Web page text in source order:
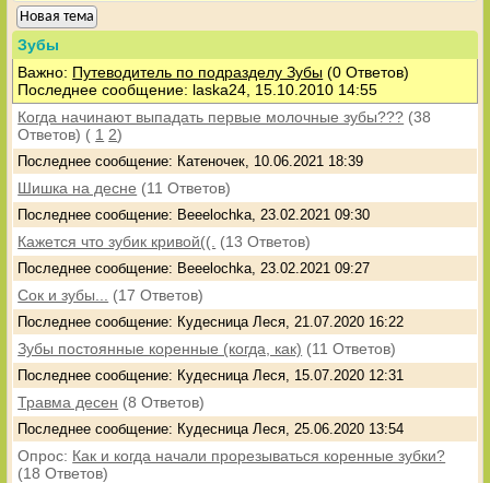
Новая тема
Зубы
Важно: Путеводитель по подразделу Зубы (0 Ответов)
Последнее сообщение: laska24, 15.10.2010 14:55
Когда начинают выпадать первые молочные зубы??? (38
Ответов) ( 1 2)
Последнее сообщение: Катеночек, 10.06.2021 18:39
Шишка на десне (11 Ответов)
Последнее сообщение: Beeelochka, 23.02.2021 09:30
Кажется что зубик кривой((. (13 Ответов)
Последнее сообщение: Beeelochka, 23.02.2021 09:27
Сок и зубы... (17 Ответов)
Последнее сообщение: Кудесница Леся, 21.07.2020 16:22
Зубы постоянные коренные (когда, как) (11 Ответов)
Последнее сообщение: Кудесница Леся, 15.07.2020 12:31
Травма десен (8 Ответов)
Последнее сообщение: Кудесница Леся, 25.06.2020 13:54
Опрос: Как и когда начали прорезываться коренные зубки?
(18 Ответов)